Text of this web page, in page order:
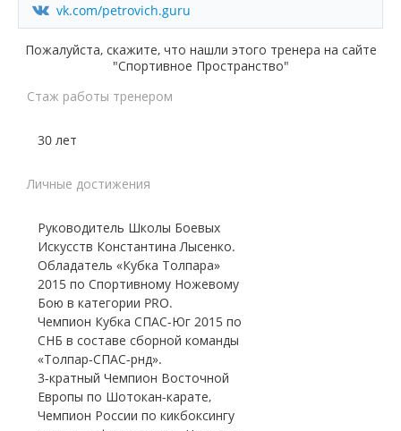
vk.com/petrovich.guru
Пожалуйста, скажите, что нашли этого тренера на сайте
"Спортивное Пространство"
Стаж работы тренером
30 лет
Личные достижения
Руководитель Школы Боевых
Искусств Константина Лысенко.
Обладатель «Кубка Толпара»
2015 по Спортивному Ножевому
Бою в категории PRO.
Чемпион Кубка СПАС-Юг 2015 по
СНБ в составе сборной команды
«Толпар-СПАС-рнд».
3-кратный Чемпион Восточной
Европы по Шотокан-карате,
Чемпион России по кикбоксингу